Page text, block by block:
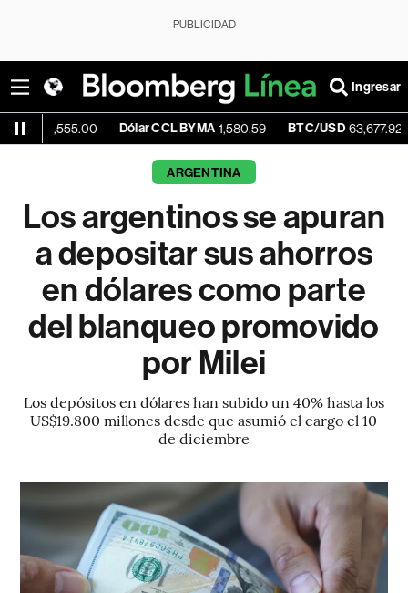
PUBLICIDAD
Ingresar
Dólar CCL BYMA 1,580.59 BTC/USD 63,677.92 -0.10%
ARGENTINA
Los argentinos se apuran
a depositar sus ahorros
en dólares como parte
del blanqueo promovido
por Milei
Los depósitos en dólares han subido un 40% hasta los
US$19.800 millones desde que asumió el cargo el 10
de diciembre